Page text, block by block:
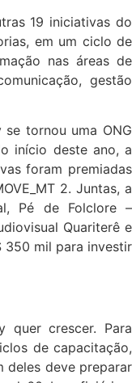
19 iniciativas do
em um ciclo de
nas áreas de
gestão
tornou uma ONG
início deste ano, a
foram premiadas
2. Juntas, a
Pé de Folclore –
Quariterê e
350 mil para investir
quer crescer. Para
de capacitação,
deles deve preparar